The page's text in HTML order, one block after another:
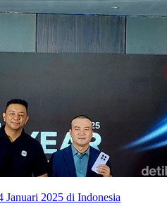
Januari 2025 di Indonesia